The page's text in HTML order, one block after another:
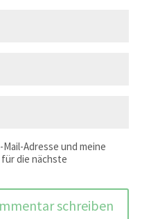
Adresse und meine
die nächste